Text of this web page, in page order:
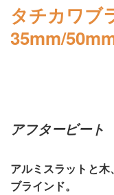
タチカワブ
35mm/
アフタービート
アルミスラットと
ブラインド。